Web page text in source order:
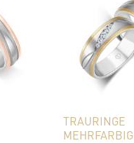
TRAURINGE
MEHRFARBIG